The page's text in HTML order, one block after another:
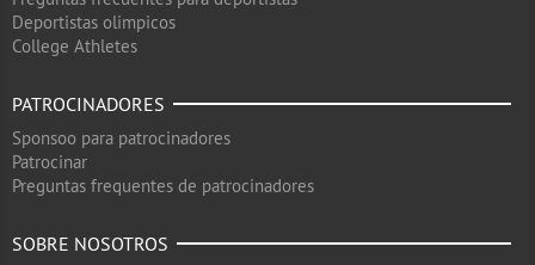
Deportistas olimpicos
College Athletes
PATROCINADORES
Sponsoo para patrocinadores
Patrocinar
Preguntas frequentes de patrocinadores
SOBRE NOSOTROS